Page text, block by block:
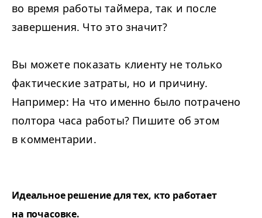
во время работы таймера, так и после
завершения. Что это значит?
Вы можете показать клиенту не только
фактические затраты, но и причину.
Например: На что именно было потрачено
полтора часа работы? Пишите об этом
в комментарии.
Идеальное решение для тех, кто работает
на почасовке.